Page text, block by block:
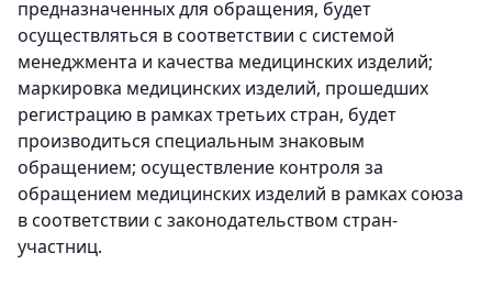
предназначенных для обращения, будет
осуществляться в соответствии с системой
менеджмента и качества медицинских изделий;
маркировка медицинских изделий, прошедших
регистрацию в рамках третьих стран, будет
производиться специальным знаковым
обращением; осуществление контроля за
обращением медицинских изделий в рамках союза
в соответствии с законодательством стран-
участниц.